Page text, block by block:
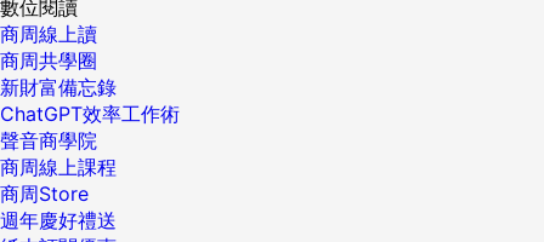
數位閱讀
商周線上讀
商周共學圈
新財富備忘錄
ChatGPT效率工作術
聲音商學院
商周線上課程
商周Store
週年慶好禮送